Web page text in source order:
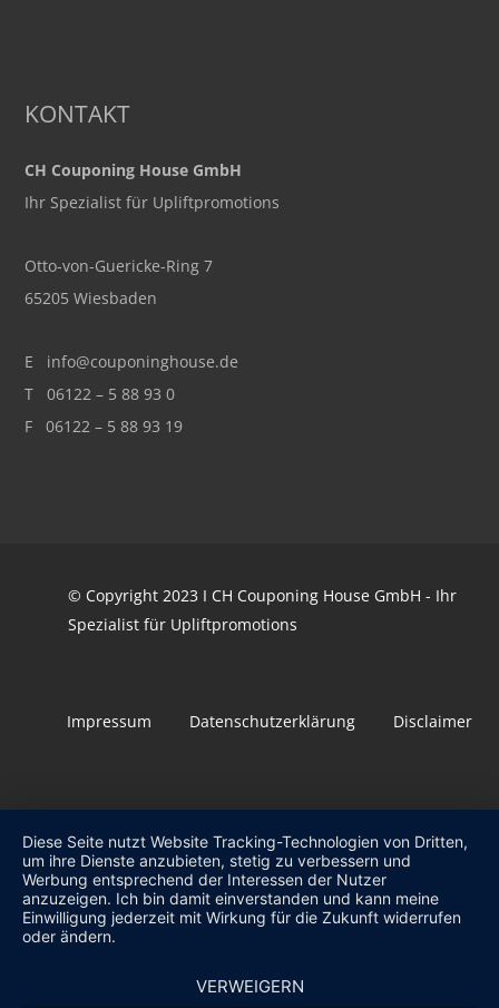
KONTAKT
CH Couponing House GmbH
Ihr Spezialist für Upliftpromotions
Otto-von-Guericke-Ring 7
65205 Wiesbaden
E info@couponinghouse.de
T 06122 – 5 88 93 0
F 06122 – 5 88 93 19
© Copyright 2023 I CH Couponing House GmbH - Ihr
Spezialist für Upliftpromotions
Impressum Datenschutzerklärung Disclaimer
Diese Seite nutzt Website Tracking-Technologien von Dritten,
um ihre Dienste anzubieten, stetig zu verbessern und
Werbung entsprechend der Interessen der Nutzer
anzuzeigen. Ich bin damit einverstanden und kann meine
Einwilligung jederzeit mit Wirkung für die Zukunft widerrufen
oder ändern.
VERWEIGERN